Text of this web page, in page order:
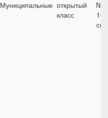
Муниципальные открытый
класс
105
см